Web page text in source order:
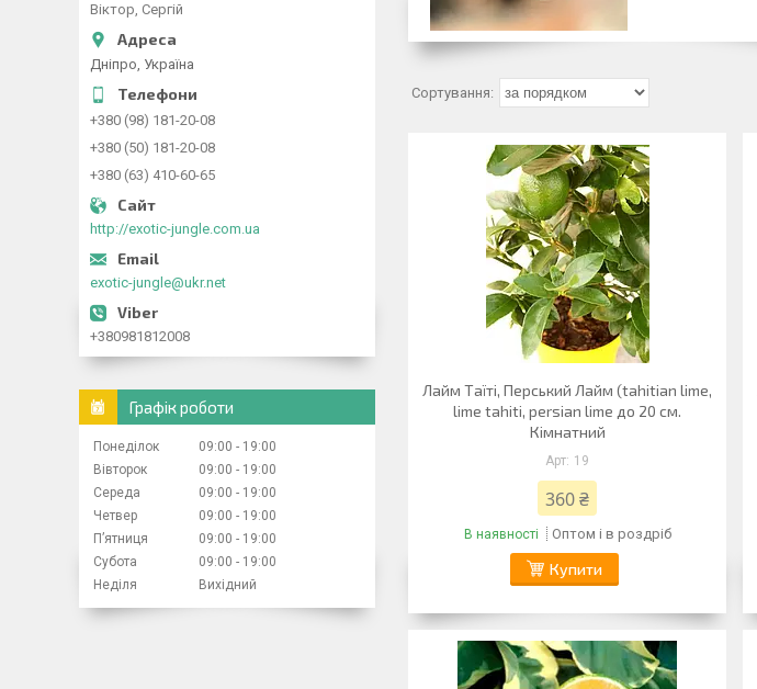
Лайм Таїті, Перський Лайм (tahitian lime,
lime tahiti, persian lime до 20 см.
Кімнатний
19
360 ₴
В наявності Оптом і в роздріб
Купити
Віктор, Сергій
Дніпро, Україна
+380 (98) 181-20-08
+380 (50) 181-20-08
+380 (63) 410-60-65
http://exotic-jungle.com.ua
exotic-jungle@ukr.net
+380981812008
Графік роботи
Понеділок 09:00
19:00
Вівторок
09:00
19:00
Середа
09:00
19:00
Четвер
09:00
19:00
Пʼятниця
09:00
19:00
Субота
09:00
19:00
Неділя
Вихідний